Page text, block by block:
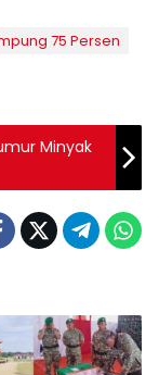
75 Persen
Minyak